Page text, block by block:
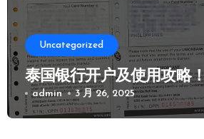
Uncategorized
泰国银行开户及使用攻略！
admin 3 月 26, 2025